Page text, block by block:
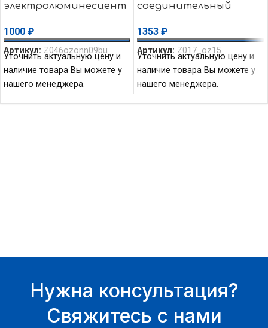
электролюминесцент
1000 ₽
Артикул: Z046ozonn09bu
Уточнить актуальную цену и
наличие товара Вы можете у
нашего менеджера.
соединительный
Ом папа, 15 см
1353 ₽
Артикул: Z017_oz15
Уточнить актуальную цену и
наличие товара Вы можете у
нашего менеджера.
Нужна консультация?
Свяжитесь с нами